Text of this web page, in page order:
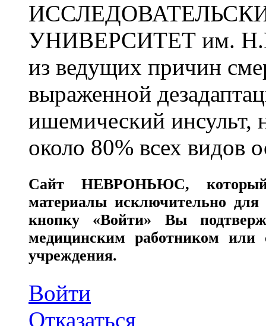
УНИВЕРСИТЕТ им.
из ведущих причин
выраженной
ишемический инсульт,
около 80% всех видов
СайтНЕВРОНЬЮС,
материалы исключительно для
кнопку «Войти» Вы
медицинским работником или
учреждения.
Войти
Отказаться